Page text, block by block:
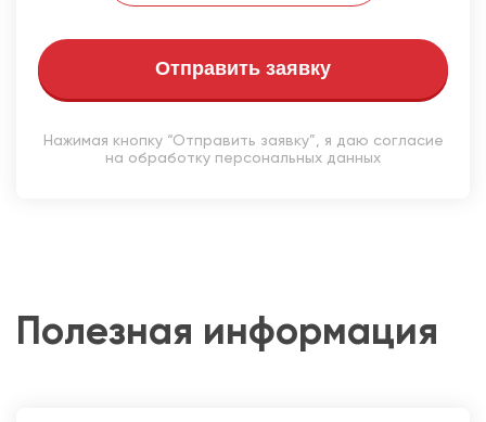
Отправить заявку
Нажимая кнопку “Отправить заявку”, я даю согласие
на обработку персональных данных
Полезная информация